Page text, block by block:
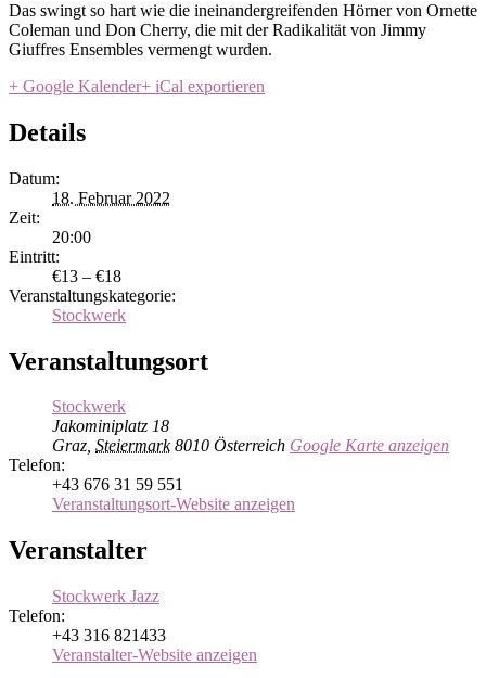
Das swingt so hart wie die ineinandergreifenden Hörner von Ornette
Coleman und Don Cherry, die mit der Radikalität von Jimmy
Giuffres Ensembles vermengt wurden.
+ Google Kalender+ iCal exportieren
Details
Datum:
18. Februar 2022
Zeit:
20:00
Eintritt:
€13 – €18
Veranstaltungskategorie:
Stockwerk
Veranstaltungsort
Stockwerk
Jakominiplatz 18
Graz, Steiermark 8010 Österreich Google Karte anzeigen
Telefon:
+43 676 31 59 551
Veranstaltungsort-Website anzeigen
Veranstalter
Stockwerk Jazz
Telefon:
+43 316 821433
Veranstalter-Website anzeigen